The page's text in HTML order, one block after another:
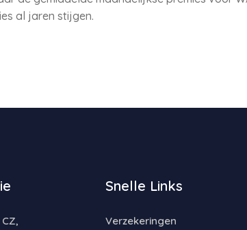
al jaren stijgen.
Snelle Links
Verzekeringen